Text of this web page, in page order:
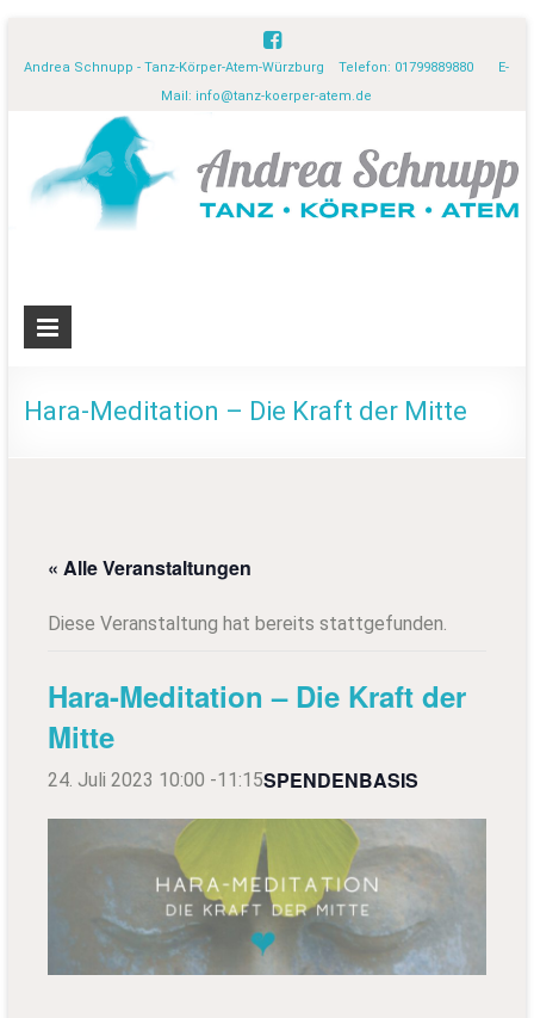
Andrea Schnupp - Tanz-Körper-Atem-Würzburg Telefon: 01799889880 E-
Mail: info@tanz-koerper-atem.de
Hara-Meditation – Die Kraft der Mitte
« Alle Veranstaltungen
Diese Veranstaltung hat bereits stattgefunden.
Hara-Meditation – Die Kraft der
Mitte
24. Juli 2023 10:00 -11:15SPENDENBASIS